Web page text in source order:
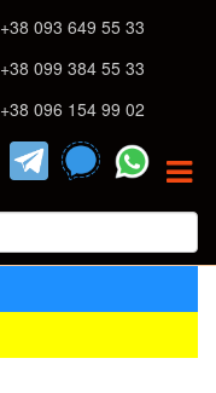
+38 093 649 55 33
+38 099 384 55 33
+38 096 154 99 02